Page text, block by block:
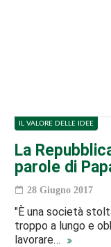
IL VALORE DELLE IDEE
La
parole di
28 Giugno 2017
"È una società
troppo a lungo e
lavorare…